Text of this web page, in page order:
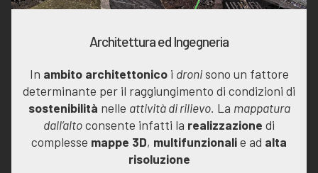
Architettura ed Ingegneria
In ambito architettonicoi dronisono un fattore
determinante per il raggiungimento di condizioni di
sostenibilità nelle attività di rilievo. La mappatura
dall’altoconsente infatti la realizzazione di
complesse mappe 3D, multifunzionalie ad alta
risoluzione